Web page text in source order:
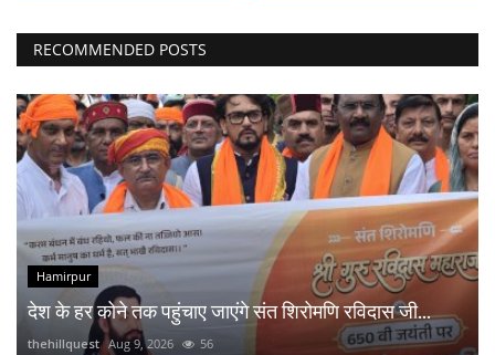
RECOMMENDED POSTS
Hamirpur
देश के हर कोने तक पहुंचाए जाएंगे संत शिरोमणि रविदास जी...
thehillquest Aug 9, 2026 56